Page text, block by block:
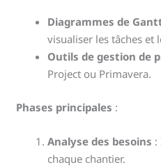
Diagrammes de
visualiser les tâches et
Outils de gestion de
Project ou Primavera.
Phases principales :
Analyse des besoins :
chaque chantier.